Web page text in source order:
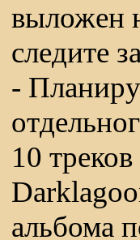
выложен
следите
-
10
альбома